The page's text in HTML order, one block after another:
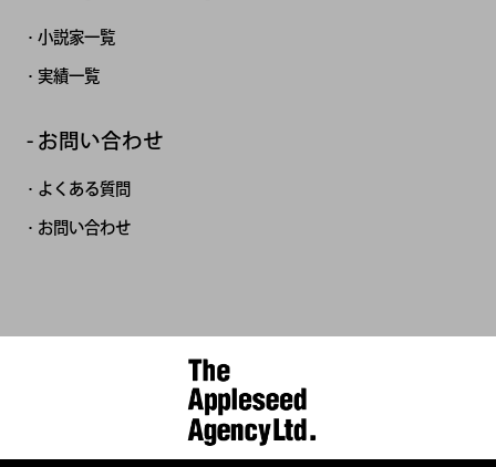
小説家一覧
実績一覧
お問い合わせ
よくある質問
お問い合わせ